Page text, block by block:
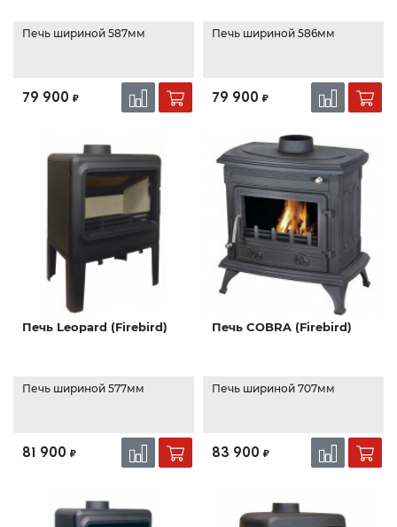
Печь шириной 587мм
79 900 ₽
Печь шириной 586мм
79 900 ₽
Печь Leopard (Firebird)
Печь шириной 577мм
81 900 ₽
Печь COBRA (Firebird)
Печь шириной 707мм
83 900 ₽